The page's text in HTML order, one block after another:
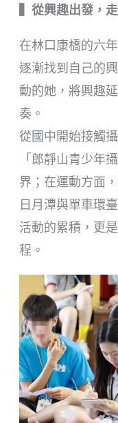
▍從興趣出發，
在林口康橋的六
逐漸找到自己的
動的她，將興趣
奏。
從國中開始接觸
「郎靜山青少年
界；在運動方面
日月潭與單車環
活動的累積，更
程。